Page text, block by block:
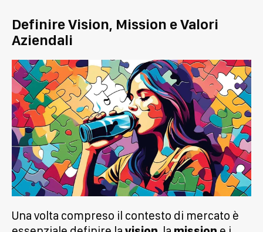
Definire Vision, Mission e Valori
Aziendali
Una volta compreso il contesto di mercato è